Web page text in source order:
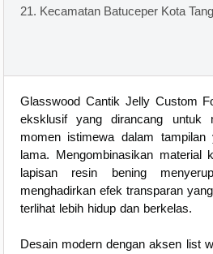
21. Kecamatan Batuceper Kota
Glasswood Cantik Jelly Custom
eksklusif yang dirancang untuk
momen istimewa dalam
lama. Mengombinasikan material
lapisan resin bening
menghadirkan efek transparan
terlihat lebih hidup dan berkelas.
Desain modern dengan aksen list